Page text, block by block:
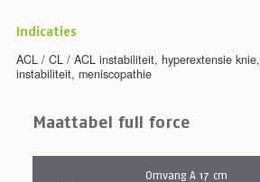
Indicaties
ACL / CL / ACL instabiliteit, hyperextensie knie,
instabiliteit, meniscopathie
Maattabel full force
Omvang A 17 cm